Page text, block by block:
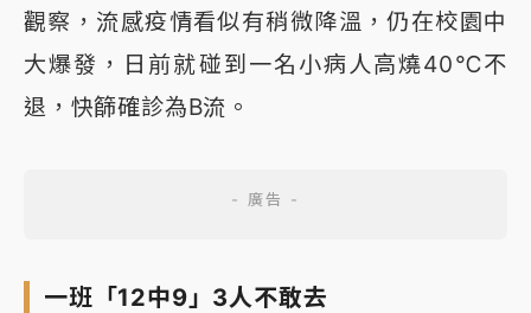
觀察，流感疫情看似有稍微降溫，仍在校園中
大爆發，日前就碰到一名小病人高燒40℃不
退，快篩確診為B流。
一班「12中9」3人不敢去